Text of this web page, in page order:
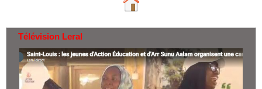
Télévision Leral